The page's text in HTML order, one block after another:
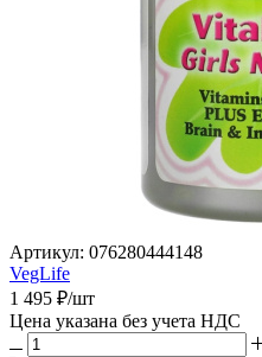
Артикул: 076280444148
VegLife
1 495 ₽/шт
Цена указана без учета НДС